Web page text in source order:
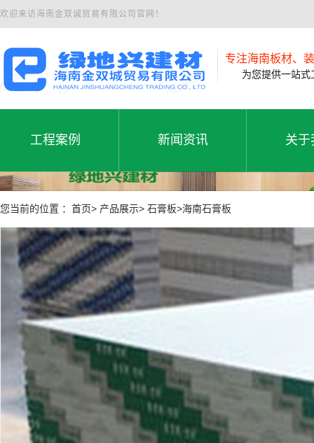
欢迎来访海南金双诚贸易有限公司官网！
专注海南板材、
为您提供一站式
工程案例
工程案例
工程案例
新闻资讯
新闻资讯
公司新闻
行业动态
常见问题
关于
公
您当前的位置 ：首页> 产品展示> 石膏板>海南石膏板